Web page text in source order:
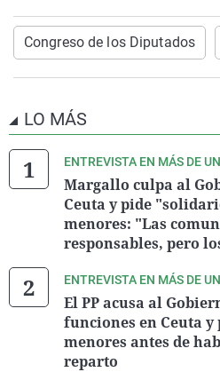
Congreso de los Diputados
LO MÁS
ENTREVISTA EN MÁS DE
Margallo culpa al
Ceuta y pide
menores: "Las
responsables, pero
ENTREVISTA EN MÁS DE
El PP acusa al
funciones en Ceuta
menores antes de
reparto